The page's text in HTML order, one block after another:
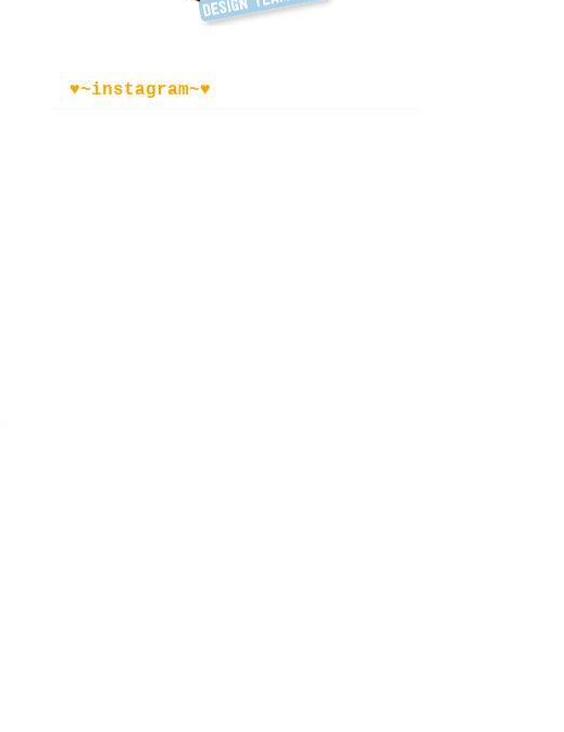
♥~instagram~♥